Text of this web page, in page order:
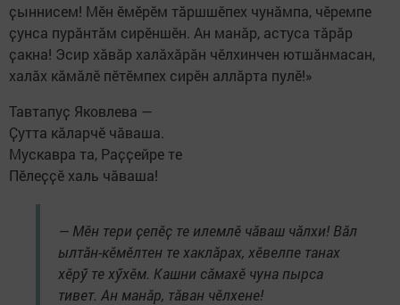
ҫыннисем! Мӗн ӗмӗрӗм тăршшӗпех чунăмпа, чӗремпе
ҫунса пурăнтăм сирӗншӗн. Ан манăр, астуса тăрăр
ҫакна! Эсир хăвăр халăхăрӑн чӗлхинчен ютшăнмасан,
халăх кăмăлӗ пӗтӗмпех сирӗн аллăрта пулӗ!»
Тавтапуҫ Яковлева —
Ҫутта кăларчӗ чăваша.
Мускавра та, Раҫҫейре те
Пӗлеҫҫӗ халь чăваша!
— Мӗн тери ҫепӗҫ те илемлӗ чăваш чăлхи! Вăл
ылтăн-кӗмӗлтен те хаклăрах, хӗвелпе танах
хӗрӳ те хӳхӗм. Кашни сăмахӗ чуна пырса
тивет. Ан манăр, тăван чӗлхене!